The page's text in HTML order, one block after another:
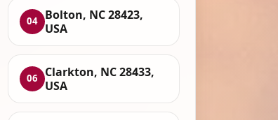
04
Bolton, NC 28423,
USA
06
Clarkton, NC 28433,
USA